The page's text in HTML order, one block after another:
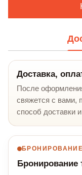
Доставка,
После
свяжется с вами,
способ доставки
БРОНИРОВАНИЕ
Бронирование